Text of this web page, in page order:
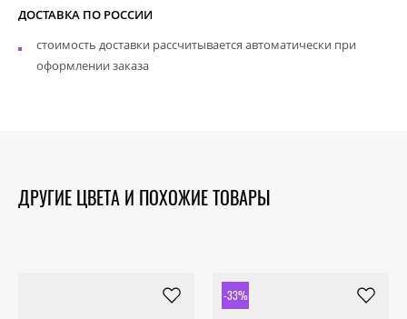
ДОСТАВКА ПО РОССИИ
стоимость доставки рассчитывается автоматически при
оформлении заказа
ДРУГИЕ ЦВЕТА И ПОХОЖИЕ ТОВАРЫ
-33%